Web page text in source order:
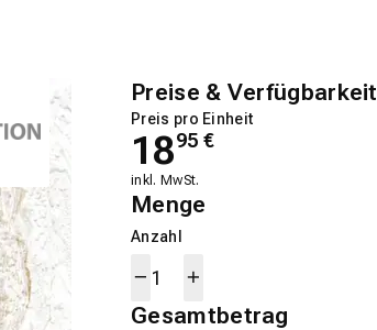
Preise & Verfügbarkeit
Preis pro Einheit
1895 €
inkl. MwSt.
Menge
Anzahl
Gesamtbetrag